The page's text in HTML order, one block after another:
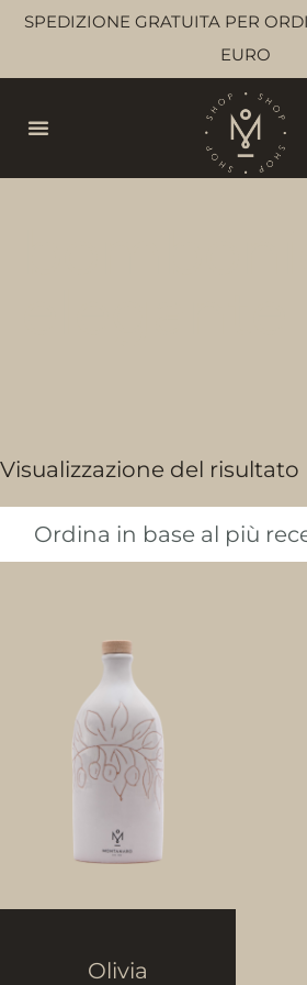
SPEDIZIONE GRATUITA PER
EURO
Visualizzazione del risultato
Olivia